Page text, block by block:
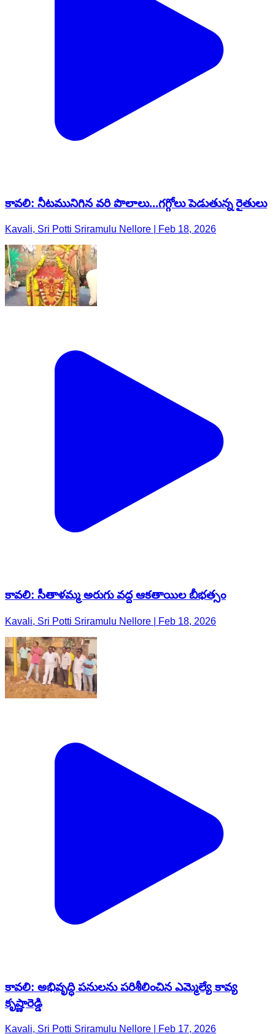
కావలి: నీటమునిగిన వరి పొలాలు...గగ్గోలు పెడుతున్న రైతులు
Kavali, Sri Potti Sriramulu Nellore | Feb 18, 2026
కావలి: సీతాళమ్మ అరుగు వద్ద ఆకతాయిల బీభత్సం
Kavali, Sri Potti Sriramulu Nellore | Feb 18, 2026
కావలి: అభివృద్ధి పనులను పరిశీలించిన ఎమ్మెల్యే కావ్య
కృష్ణారెడ్డి
Kavali, Sri Potti Sriramulu Nellore | Feb 17, 2026